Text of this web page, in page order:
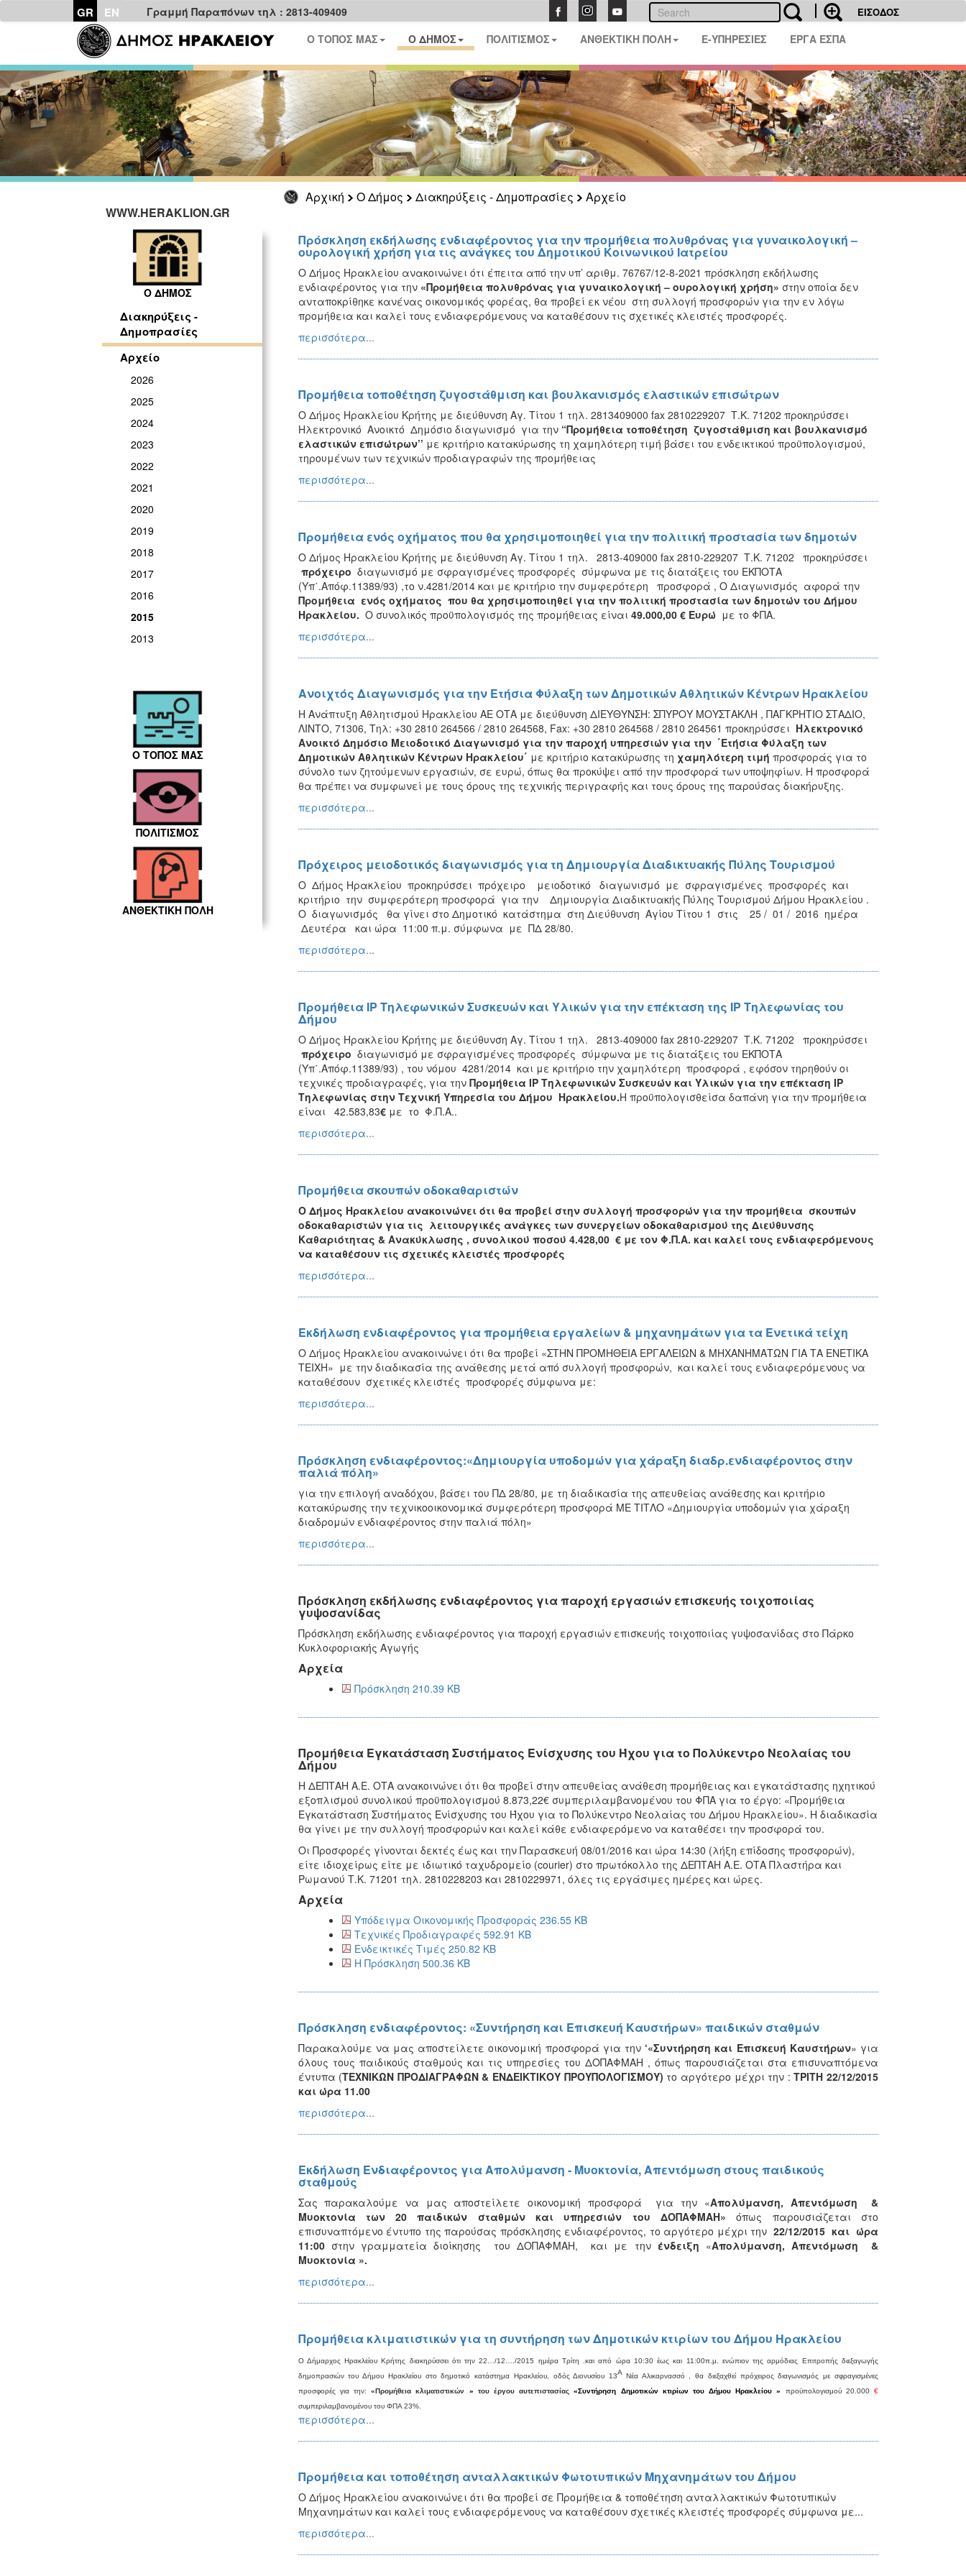
GR EN Γραμμή Παραπόνων τηλ : 2813-409409 ΕΙΣΟΔΟΣ
Ο ΤΟΠΟΣ ΜΑΣ Ο ΔΗΜΟΣ ΠΟΛΙΤΙΣΜΟΣ ΑΝΘΕΚΤΙΚΗ ΠΟΛΗ E-ΥΠΗΡΕΣΙΕΣ ΕΡΓΑ ΕΣΠΑ
Αρχική Ο Δήμος Διακηρύξεις - Δημοπρασίες
Αρχείο
WWW.HERAKLION.GR
Ο ΔΗΜΟΣ
Διακηρύξεις -
Δημοπρασίες
Αρχείο
2026
2025
2024
2023
2022
2021
2020
2019
2018
2017
2016
2015
2013
Ο ΤΟΠΟΣ ΜΑΣ
ΠΟΛΙΤΙΣΜΟΣ
ΑΝΘΕΚΤΙΚΗ ΠΟΛΗ
Πρόσκληση εκδήλωσης ενδιαφέροντος για την προμήθεια πολυθρόνας για γυναικολογική –
ουρολογική χρήση για τις ανάγκες του Δημοτικού Κοινωνικού Ιατρείου
Ο Δήμος Ηρακλείου ανακοινώνει ότι έπειτα από την υπ’ αριθμ. 76767/12-8-2021 πρόσκληση εκδήλωσης
ενδιαφέροντος για την«Προμήθεια πολυθρόνας για γυναικολογική – ουρολογική χρήση» στην οποία δεν
ανταποκρίθηκε κανένας οικονομικός φορέας, θα προβεί εκ νέου στη συλλογή προσφορών για την εν λόγω
προμήθεια και καλεί τους ενδιαφερόμενους να καταθέσουν τις σχετικές κλειστές προσφορές.
περισσότερα...
Προμήθεια τοποθέτηση ζυγοστάθμιση και βουλκανισμός ελαστικών επισώτρων
Ο Δήμος Ηρακλείου Κρήτης με διεύθυνση Αγ. Τίτου 1 τηλ. 2813409000 fax 2810229207 Τ.Κ. 71202 προκηρύσσει
Ηλεκτρονικό Ανοικτό Δημόσιο διαγωνισμό για την “Προμήθεια τοποθέτηση ζυγοστάθμιση και βουλκανισμό
ελαστικών επισώτρων’’ με κριτήριο κατακύρωσης τη χαμηλότερη τιμή βάσει του ενδεικτικού προϋπολογισμού,
τηρουμένων των τεχνικών προδιαγραφών της προμήθειας
περισσότερα...
Προμήθεια ενός οχήματος που θα χρησιμοποιηθεί για την πολιτική προστασία των δημοτών
Ο Δήμος Ηρακλείου Κρήτης με διεύθυνση Αγ. Τίτου 1 τηλ. 2813-409000 fax 2810-229207 Τ.Κ. 71202 προκηρύσσει
πρόχειρο διαγωνισμό με σφραγισμένες προσφορές σύμφωνα με τις διατάξεις του ΕΚΠΟΤΑ
(Υπ΄.Απόφ.11389/93) ,το ν.4281/2014 και με κριτήριο την συμφερότερη προσφορά , Ο Διαγωνισμός αφορά την
Προμήθεια ενός οχήματος που θα χρησιμοποιηθεί για την πολιτική προστασία των δημοτών του Δήμου
Ηρακλείου. Ο συνολικός προϋπολογισμός της προμήθειας είναι 49.000,00 €Ευρώ με το ΦΠΑ.
περισσότερα...
Ανοιχτός Διαγωνισμός για την Ετήσια Φύλαξη των Δημοτικών Αθλητικών Κέντρων Ηρακλείου
Η Ανάπτυξη Αθλητισμού Ηρακλείου ΑΕ ΟΤΑ με διεύθυνση ΔΙΕΥΘΥΝΣΗ: ΣΠΥΡΟΥ ΜΟΥΣΤΑΚΛΗ , ΠΑΓΚΡΗΤΙΟ ΣΤΑΔΙΟ,
ΛΙΝΤΟ, 71306, Τηλ: +30 2810 264566 / 2810 264568, Fax: +30 2810 264568 / 2810 264561 προκηρύσσει Ηλεκτρονικό
Ανοικτό Δημόσιο Μειοδοτικό Διαγωνισμό για την παροχή υπηρεσιών για την ΄Ετήσια Φύλαξη των
Δημοτικών Αθλητικών Κέντρων Ηρακλείου΄ με κριτήριο κατακύρωσης τη χαμηλότερη τιμή προσφοράς για το
σύνολο των ζητούμενων εργασιών, σε ευρώ, όπως θα προκύψει από την προσφορά των υποψηφίων. Η προσφορά
θα πρέπει να συμφωνεί με τους όρους της τεχνικής περιγραφής και τους όρους της παρούσας διακήρυξης.
περισσότερα...
Πρόχειρος μειοδοτικός διαγωνισμός για τη Δημιουργία Διαδικτυακής Πύλης Τουρισμού
Ο Δήμος Ηρακλείου προκηρύσσει πρόχειρο μειοδοτικό διαγωνισμό με σφραγισμένες προσφορές και
κριτήριο την συμφερότερη προσφορά για την Δημιουργία Διαδικτυακής Πύλης Τουρισμού Δήμου Ηρακλείου .
Ο διαγωνισμός θα γίνει στο Δημοτικό κατάστημα στη Διεύθυνση Αγίου Τίτου 1 στις 25 / 01 / 2016 ημέρα
Δευτέρα και ώρα 11:00 π.μ. σύμφωνα με ΠΔ 28/80.
περισσότερα...
Προμήθεια IP Τηλεφωνικών Συσκευών και Υλικών για την επέκταση της IP Τηλεφωνίας του
Δήμου
Ο Δήμος Ηρακλείου Κρήτης με διεύθυνση Αγ. Τίτου 1 τηλ. 2813-409000 fax 2810-229207 Τ.Κ. 71202 προκηρύσσει
πρόχειρο διαγωνισμό με σφραγισμένες προσφορές σύμφωνα με τις διατάξεις του ΕΚΠΟΤΑ
(Υπ΄.Απόφ.11389/93) , του νόμου 4281/2014 και με κριτήριο την χαμηλότερη προσφορά , εφόσον τηρηθούν οι
τεχνικές προδιαγραφές, για την Προμήθεια IPΤηλεφωνικών Συσκευών και Υλικών για την επέκταση IP
Τηλεφωνίας στην Τεχνική Υπηρεσία του Δήμου Ηρακλείου.Η προϋπολογισθείσα δαπάνη για την προμήθεια
είναι 42.583,83€ με το Φ.Π.Α..
περισσότερα...
Προμήθεια σκουπών οδοκαθαριστών
Ο Δήμος Ηρακλείου ανακοινώνει ότι θα προβεί στην συλλογή προσφορών για την προμήθεια σκουπών
οδοκαθαριστών για τις λειτουργικές ανάγκες των συνεργείων οδοκαθαρισμού της Διεύθυνσης
Καθαριότητας & Ανακύκλωσης , συνολικού ποσού 4.428,00 € με τον Φ.Π.Α. και καλεί τους ενδιαφερόμενους
να καταθέσουν τις σχετικές κλειστές προσφορές
περισσότερα...
Εκδήλωση ενδιαφέροντος για προμήθεια εργαλείων & μηχανημάτων για τα Ενετικά τείχη
Ο Δήμος Ηρακλείου ανακοινώνει ότι θα προβεί «ΣΤΗΝ ΠΡΟΜΗΘΕΙΑ ΕΡΓΑΛΕΙΩΝ & ΜΗΧΑΝΗΜΑΤΩΝ ΓΙΑ ΤΑ ΕΝΕΤΙΚΑ
ΤΕΙΧΗ» με την διαδικασία της ανάθεσης μετά από συλλογή προσφορών, και καλεί τους ενδιαφερόμενους να
καταθέσουν σχετικές κλειστές προσφορές σύμφωνα με:
περισσότερα...
Πρόσκληση ενδιαφέροντος:«Δημιουργία υποδομών για χάραξη διαδρ.ενδιαφέροντος στην
παλιά πόλη»
για την επιλογή αναδόχου, βάσει του ΠΔ 28/80, με τη διαδικασία της απευθείας ανάθεσης και κριτήριο
κατακύρωσης την τεχνικοοικονομικά συμφερότερη προσφορά ΜΕ ΤΙΤΛΟ «Δημιουργία υποδομών για χάραξη
διαδρομών ενδιαφέροντος στην παλιά πόλη»
περισσότερα...
Πρόσκληση εκδήλωσης ενδιαφέροντος για παροχή εργασιών επισκευής τοιχοποιίας
γυψοσανίδας
Πρόσκληση εκδήλωσης ενδιαφέροντος για παροχή εργασιών επισκευής τοιχοποιίας γυψοσανίδας στο Πάρκο
Κυκλοφοριακής Αγωγής
Αρχεία
Πρόσκληση 210.39 KB
Προμήθεια Εγκατάσταση Συστήματος Ενίσχυσης του Ήχου για το Πολύκεντρο Νεολαίας του
Δήμου
Η ΔΕΠΤΑΗ Α.Ε. ΟΤΑ ανακοινώνει ότι θα προβεί στην απευθείας ανάθεση προμήθειας και εγκατάστασης ηχητικού
εξοπλισμού συνολικού προϋπολογισμού 8.873,22€ συμπεριλαμβανομένου του ΦΠΑ για το έργο: «Προμήθεια
Εγκατάσταση Συστήματος Ενίσχυσης του Ήχου για το Πολύκεντρο Νεολαίας του Δήμου Ηρακλείου». Η διαδικασία
θα γίνει με την συλλογή προσφορών και καλεί κάθε ενδιαφερόμενο να καταθέσει την προσφορά του.
Οι Προσφορές γίνονται δεκτές έως και την Παρασκευή 08/01/2016 και ώρα 14:30 (λήξη επίδοσης προσφορών),
είτε ιδιοχείρως είτε με ιδιωτικό ταχυδρομείο (courier) στο πρωτόκολλο της ΔΕΠΤΑΗ Α.Ε. ΟΤΑ Πλαστήρα και
Ρωμανού Τ.Κ. 71201 τηλ. 2810228203 και 2810229971, όλες τις εργάσιμες ημέρες και ώρες.
Αρχεία
Υπόδειγμα Οικονομικής Προσφοράς 236.55 KB
Τεχνικές Προδιαγραφές 592.91 KB
Ενδεικτικές Τιμές 250.82 KB
Η Πρόσκληση 500.36 KB
Πρόσκληση ενδιαφέροντος: «Συντήρηση και Επισκευή Καυστήρων» παιδικών σταθμών
Παρακαλούμε να μας αποστείλετε οικονομική προσφορά για την ‘«Συντήρηση και Επισκευή Καυστήρων» για
όλους τους παιδικούς σταθμούς και τις υπηρεσίες του ΔΟΠΑΦΜΑΗ , όπως παρουσιάζεται στα επισυναπτόμενα
έντυπα (ΤΕΧΝΙΚΩΝ ΠΡΟΔΙΑΓΡΑΦΩΝ & ΕΝΔΕΙΚΤΙΚΟΥ ΠΡΟΥΠΟΛΟΓΙΣΜΟΥ) το αργότερο μέχρι την :ΤΡΙΤΗ 22/12/2015
και ώρα 11.00
περισσότερα...
Εκδήλωση Ενδιαφέροντος για Απολύμανση - Μυοκτονία, Απεντόμωση στους παιδικούς
σταθμούς
Σας παρακαλούμε να μας αποστείλετε οικονομική προσφορά για την «Απολύμανση, Απεντόμωση &
Μυοκτονία των 20 παιδικών σταθμών και υπηρεσιών του ΔΟΠΑΦΜΑΗ»όπως παρουσιάζεται στο
επισυναπτόμενο έντυπο της παρούσας πρόσκλησης ενδιαφέροντος, το αργότερο μέχρι την 22/12/2015 και ώρα
11:00 στην γραμματεία διοίκησης του ΔΟΠΑΦΜΑΗ, και με την ένδειξη «Απολύμανση, Απεντόμωση &
Μυοκτονία ».
περισσότερα...
Προμήθεια κλιματιστικών για τη συντήρηση των Δημοτικών κτιρίων του Δήμου Ηρακλείου
Ο Δήμαρχος Ηρακλείου Κρήτης διακηρύσσει ότι την22 …/12
…./2015 ημέρα Τρίτη .και από ώρα 10:30 έως και 11:00π.μ. ενώπιον της αρμόδιας Επιτροπής διεξαγωγής
δημοπρασιών του Δήμου Ηρακλείου στο δημοτικό κατάστημα Ηρακλείου, οδός Διονυσίου 13ΑΝέα Αλικαρνασσό , θα διεξαχθεί πρόχειρος διαγωνισμός με σφραγισμένες
προσφορές για την:«Προμήθειακλιματιστικών » του έργου αυτεπιστασίας«Συντήρηση Δημοτικών κτιρίων τουΔήμου Ηρακλείου » προϋπολογισμού 20.000€
συμπεριλαμβανομένου του ΦΠΑ 23%.
περισσότερα...
Προμήθεια και τοποθέτηση ανταλλακτικών Φωτοτυπικών Μηχανημάτων του Δήμου
Ο Δήμος Ηρακλείου ανακοινώνει ότι θα προβεί σε Προμήθεια & τοποθέτηση ανταλλακτικών Φωτοτυπικών
Μηχανημάτων και καλεί τους ενδιαφερόμενους να καταθέσουν σχετικές κλειστές προσφορές σύμφωνα με...
περισσότερα...